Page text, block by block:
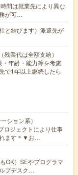
間は就業先により異な
が可…
と結びます）派遣先が
業代は全額支給）
年齢・能力等を考慮
で1年以上継続したら
ション系）
ロジェクトにより仕事
れます＊▼お…
OK）SEやプログラマ
プデスク…